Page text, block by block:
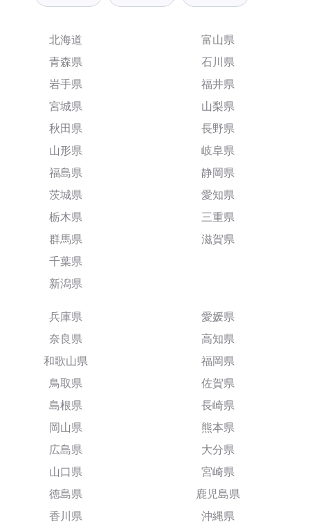
北海道
青森県
岩手県
宮城県
秋田県
山形県
福島県
茨城県
栃木県
群馬県
千葉県
新潟県
富山県
石川県
福井県
山梨県
長野県
岐阜県
静岡県
愛知県
三重県
滋賀県
兵庫県
奈良県
和歌山県
鳥取県
島根県
岡山県
広島県
山口県
徳島県
香川県
愛媛県
高知県
福岡県
佐賀県
長崎県
熊本県
大分県
宮崎県
鹿児島県
沖縄県